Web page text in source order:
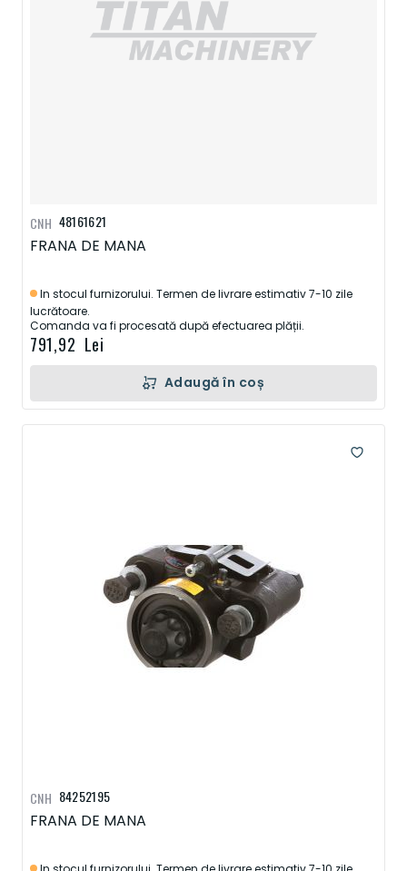
48161621
FRANA DE MANA
In stocul furnizorului. Termen de livrare estimativ 7-10 zile
lucrătoare.
Comanda va fi procesată după efectuarea plății.
791,92 Lei
CNH
Adaugă în coș
84252195
FRANA DE MANA
CNH